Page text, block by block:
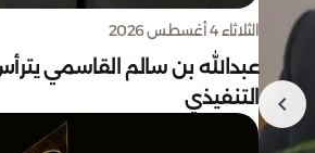
الثلاثاء 4 أغسطس 2026
عبدالله بن سالم القاسمي
التنفيذي